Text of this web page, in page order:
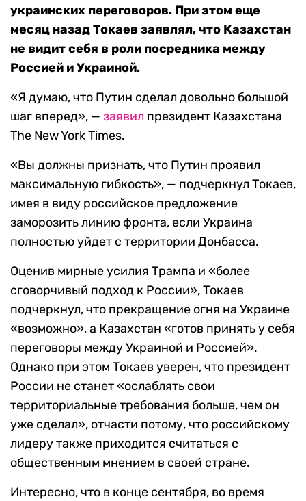
украинских переговоров. При этом еще
месяц назад Токаев заявлял, что Казахстан
не видит себя в роли посредника между
Россией и Украиной.
«Я думаю, что Путин сделал довольно большой
шаг вперед», — заявил президент Казахстана
The New York Times.
«Вы должны признать, что Путин проявил
максимальную гибкость», — подчеркнул Токаев,
имея в виду российское предложение
заморозить линию фронта, если Украина
полностью уйдет с территории Донбасса.
Оценив мирные усилия Трампа и «более
сговорчивый подход к России», Токаев
подчеркнул, что прекращение огня на Украине
«возможно», а Казахстан «готов принять у себя
переговоры между Украиной и Россией».
Однако при этом Токаев уверен, что президент
России не станет «ослаблять свои
территориальные требования больше, чем он
уже сделал», отчасти потому, что российскому
лидеру также приходится считаться с
общественным мнением в своей стране.
Интересно, что в конце сентября, во время